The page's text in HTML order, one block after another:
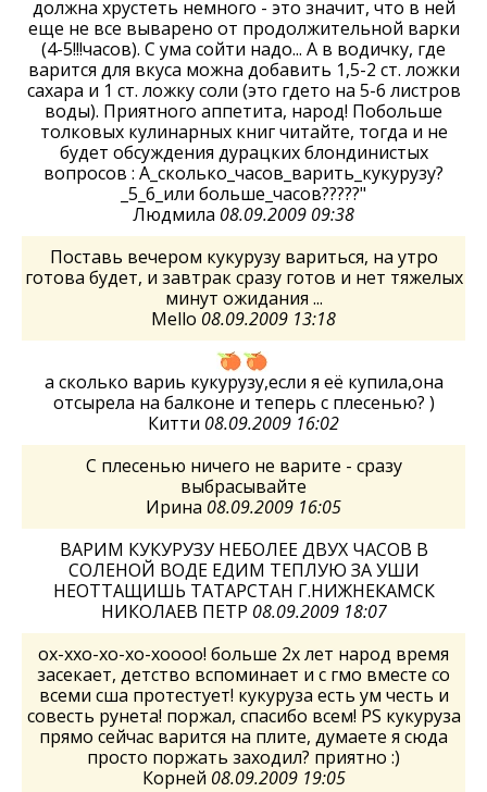
должна хрустеть немного - это значит, что в ней
еще не все выварено от продолжительной варки
(4-5!!!часов). С ума сойти надо... А в водичку, где
варится для вкуса можна добавить 1,5-2 ст. ложки
сахара и 1 ст. ложку соли (это гдето на 5-6 листров
воды). Приятного аппетита, народ! Побольше
толковых кулинарных книг читайте, тогда и не
будет обсуждения дурацких блондинистых
вопросов : А_сколько_часов_варить_кукурузу?
_5_6_или больше_часов?????"
Людмила 08.09.2009 09:38
Поставь вечером кукурузу вариться, на утро
готова будет, и завтрак сразу готов и нет тяжелых
минут ожидания ...
Mello 08.09.2009 13:18
а сколько вариь кукурузу,если я её купила,она
отсырела на балконе и теперь с плесенью? )
Китти 08.09.2009 16:02
С плесенью ничего не варите - сразу
выбрасывайте
Ирина 08.09.2009 16:05
ВАРИМ КУКУРУЗУ НЕБОЛЕЕ ДВУХ ЧАСОВ В
СОЛЕНОЙ ВОДЕ ЕДИМ ТЕПЛУЮ ЗА УШИ
НЕОТТАЩИШЬ ТАТАРСТАН Г.НИЖНЕКАМСК
НИКОЛАЕВ ПЕТР 08.09.2009 18:07
ох-ххо-хо-хо-хоооо! больше 2х лет народ время
засекает, детство вспоминает и с гмо вместе со
всеми сша протестует! кукуруза есть ум честь и
совесть рунета! поржал, спасибо всем! PS кукуруза
прямо сейчас варится на плите, думаете я сюда
просто поржать заходил? приятно :)
Корней 08.09.2009 19:05